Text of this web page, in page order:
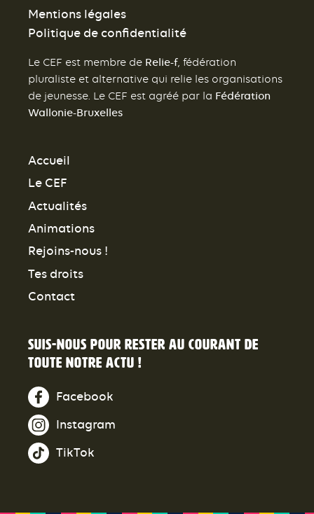
Mentions légales
Politique de confidentialité
Le CEF est membre de Relie-f, fédération
pluraliste et alternative qui relie les organisations
de jeunesse. Le CEF est agréé par la Fédération
Wallonie-Bruxelles
Accueil
Le CEF
Actualités
Animations
Rejoins-nous !
Tes droits
Contact
Suis-nous pour rester au courant de
toute notre actu !
Facebook
Instagram
TikTok